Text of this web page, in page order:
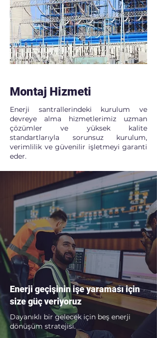
Montaj Hizmeti
Enerji santrallerindeki kurulum ve
devreye alma hizmetlerimiz uzman
çözümler ve yüksek kalite
standartlarıyla sorunsuz kurulum,
verimlilik ve güvenilir işletmeyi garanti
eder.
Enerji geçişinin işe yaraması için
size güç veriyoruz
Dayanıklı bir gelecek için beş enerji
dönüşüm stratejisi.